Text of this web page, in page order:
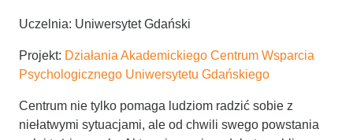
Uczelnia: Uniwersytet Gdański
Projekt: Działania Akademickiego Centrum Wsparcia
Psychologicznego Uniwersytetu Gdańskiego
Centrum nie tylko pomaga ludziom radzić sobie z
niełatwymi sytuacjami, ale od chwili swego powstania